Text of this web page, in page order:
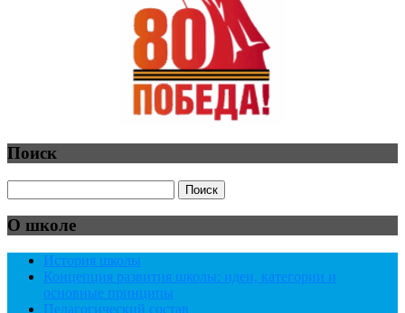
Поиск
О школе
История школы
Концепция развития школы: идеи, категории и
основные принципы
Педагогический состав